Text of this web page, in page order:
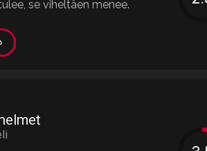
se viheltäen menee.